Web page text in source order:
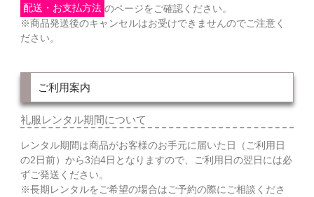
配送・お支払方法 のページをご確認ください。
※商品発送後のキャンセルはお受けできませんのでご注意く
ださい。
ご利用案内
礼服レンタル期間について
レンタル期間は商品がお客様のお手元に届いた日（ご利用日
の2日前）から3泊4日となりますので、ご利用日の翌日には必
ずご発送ください。
※長期レンタルをご希望の場合はご予約の際にご相談くださ